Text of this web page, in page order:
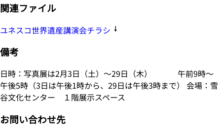
関連ファイル
ユネスコ世界遺産講演会チラシ
備考
日時：写真展は2月3日（土）～29日（木） 午前9時～
午後5時（3日は午後1時から、29日は午後3時まで） 会場：雪
谷文化センター １階展示スペース
お問い合わせ先